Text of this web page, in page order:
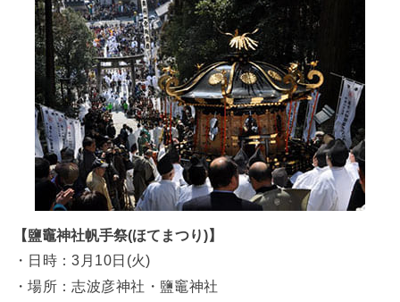
【鹽竈神社帆手祭(ほてまつり)】
・日時：3月10日(火)
・場所：志波彦神社・鹽竈神社